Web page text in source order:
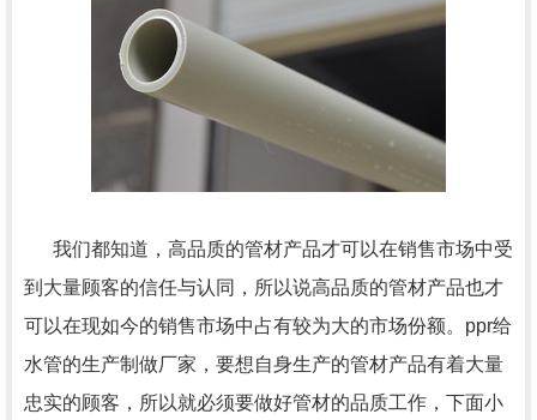
我们都知道，高品质的管材产品才可以在销售市场中受
到大量顾客的信任与认同，所以说高品质的管材产品也才
可以在现如今的销售市场中占有较为大的市场份额。ppr给
水管的生产制做厂家，要想自身生产的管材产品有着大量
忠实的顾客，所以就必须要做好管材的品质工作，下面小